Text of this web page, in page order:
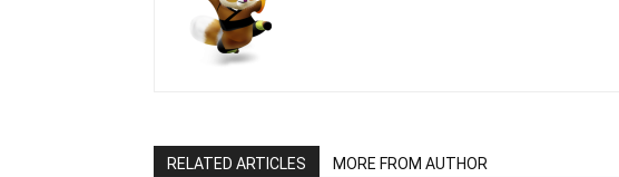
RELATED ARTICLES MORE FROM AUTHOR